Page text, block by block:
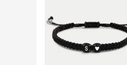
**Versatile
Our צמידי שמות, or personalized name tags, are a versatile accessory that can be used to add a personal touch to a variety of items. Whether you're looking to customize your laptop, water bottle, or
luggage, these silicone
belongings.